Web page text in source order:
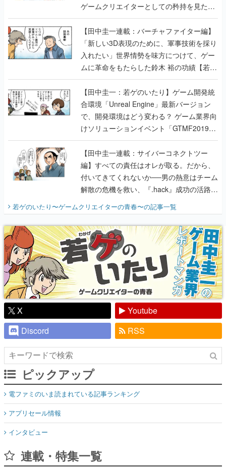
ゲームクリエイターとしての矜持を見た
【若ゲのいたり最終回】
【田中圭一連載：バーチャファイター編】
「新しい3D表現のために、軍事技術を採り
入れたい」世界情勢を味方につけて、ゲー
ムに革命をもたらした鈴木 裕の功績【若ゲ
のいたり】
【田中圭一：若ゲのいたり】ゲーム開発統
合環境「Unreal Engine」最新バージョン
で、開発環境はどう変わる？ ゲーム業界向
けソリューションイベント「GTMF2019」
に行って、より理解を深めよう【PR】
【田中圭一連載：サイバーコネクトツー
編】すべての責任はオレが取る。だから、
付いてきてくれないか──男の熱意はチーム
解散の危機を救い、『.hack』成功の活路を
開く。業界の快男児・松山 洋に流れる血は
『少年ジャンプ』色だった【若ゲのいた
り】
若ゲのいたり〜ゲームクリエイターの青春〜の記事一覧
X
Youtube
Discord
RSS
ピックアップ
電ファミのいま読まれている記事ランキング
アプリセール情報
インタビュー
連載・特集一覧